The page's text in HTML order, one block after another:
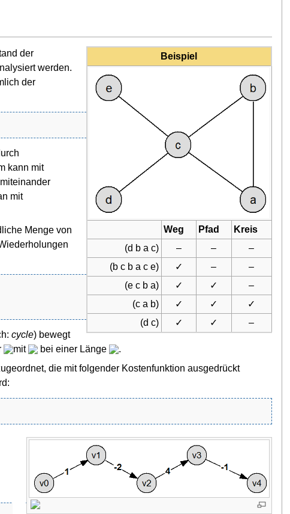
Beispiel
Weg Pfad
Kreis
(d b a c)
– –
–
(b c b a c e)
✓ –
–
(e c b a)
✓ ✓
–
(c a b)
✓ ✓
✓
(d c)
✓ ✓ –
der
werden.
der
kann mit
mit
Menge von
cycle) bewegt
mit bei einer Länge
.
die mit folgender Kostenfunktion ausgedrückt